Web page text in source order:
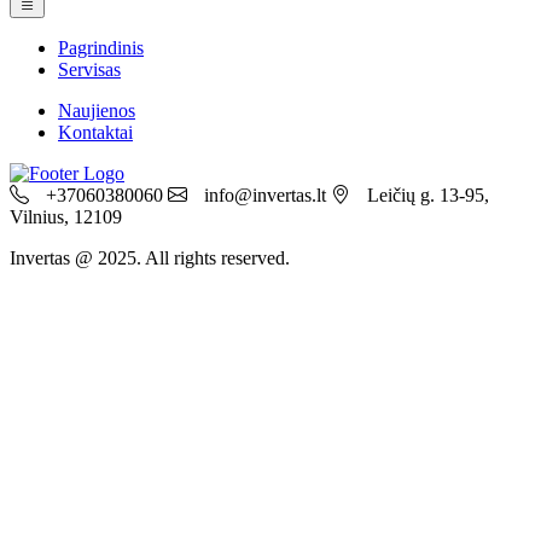
Pagrindinis
Servisas
Naujienos
Kontaktai
+37060380060 info@invertas.lt
Leičių g. 13-95,
Vilnius, 12109
Invertas @ 2025. All rights reserved.